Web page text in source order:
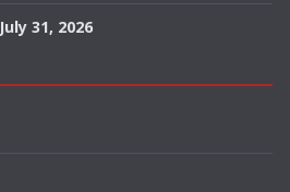
July 31, 2026